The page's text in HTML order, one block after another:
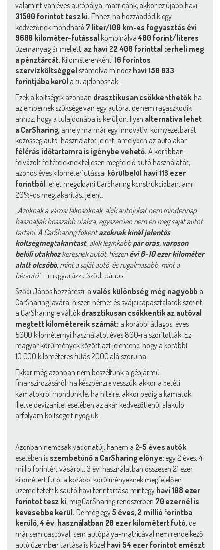
valamint van éves autópálya-matricánk, akkor ez újabb havi
31500 forintot tesz ki. Ehhez, ha hozzáadódik egy
kedvezőnek mondható 7 liter/100 km-es fogyasztás évi
9600 kilométer-futással kombinálva 400 forint/literes
üzemanyag ár mellett, az havi 22 400 forinttal terheli meg
a pénztárcát. Kilométerenkénti 16 forintos
szervizköltséggel számolva mindez havi 150 033
forintjába kerül a tulajdonosnak.
Ezek a költségek azonban drasztikusan csökkenthetők, ha
az embernek szüksége van egy autóra, de nem ragaszkodik
ahhoz, hogy a tulajdonába is kerüljön. Ilyen alternatíva lehet
a CarSharing, amely ma már egy innovatív, környezetbarát
közösségiautó-használatot jelent, amelyben az autó akár
félórás időtartamra is igénybe vehető. A korábban
felvázolt feltételeknek teljesen megfelelő autó használatát,
azonos éves kilométerfutással körülbelül havi 118 ezer
forintból lehet megoldani CarSharing konstrukcióban, ami
20%-os megtakarítást jelent.
„Azoknak a városi lakosoknak, akik autójukat nem mindennap
használják hosszabb utakra, egyszerűen nem éri meg saját autót
tartani. A CarSharing főkéntazoknak kínál jelentős
költségmegtakarítást, akik leginkábbpár órás, városon
belüli utakhozkeresnek autót, hiszenévi 6-10 ezer kilométer
alatt olcsóbb, mint a saját autó, és rugalmasabb, mint a
bérautó”– magyarázza Sződi János.
Sződi János hozzáteszi: a valós különbség még nagyobb a
CarSharing javára, hiszen német és svájci tapasztalatok szerint
a CarSharingre váltók drasztikusan csökkentik az autóval
megtett kilométereik számát: a korábbi átlagos, éves
5000 kilométernyi használatot éves 800-ra szorították. Ez
magyar körülmények között azt jelentené, hogy a korábbi
10 000 kilométeres futás 2000 alá szorulna.
Ekkor még azonban nem beszéltünk a gépjármű
finanszírozásáról: ha készpénzre vesszük, akkor a betéti
kamatokról mondunk le, ha hitelre, akkor pedig a kamatok,
illetve devizahitel esetében az akár kedvezőtlenül alakuló
árfolyam költségeit nyögjük.
Azonban nemcsak vadonatúj, hanem a 2-5 éves autók
esetében is szembetűnő a CarSharing előnye: egy 2 éves, 4
millió forintért vásárolt, 3 évi használatban összesen 21 ezer
kilométert futó, a korábbi körülményeknek megfelelően
üzemeltetett kisautó havi fenntartása mintegy havi 108 ezer
forintot tesz ki, míg CarSharing rendszerben 70 ezernél is
kevesebbe kerül. De még egy 5 éves, 2 millió forintba
kerülő, 4 évi használatban 20 ezer kilométert futó, de
már sem cascóval, sem autópálya-matricával nem rendelkező
autó üzemben tartása is közel havi 54 ezer forintot emészt